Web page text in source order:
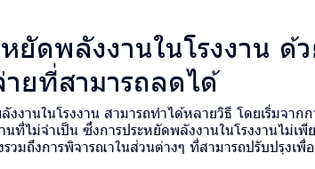
ยัดพลังงานในโรงงาน ด้
ายที่สามารถลดได้
งงานในโรงงาน สามารถทำได้หลายวิธี โดยเริ่มจาก
นที่ไม่จำเป็น ซึ่งการประหยัดพลังงานในโรงงานไม่เ
รวมถึงการพิจารณาในส่วนต่างๆ ที่สามารถปรับปรุงเ